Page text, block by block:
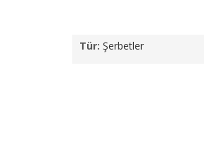
Tür: Şerbetler